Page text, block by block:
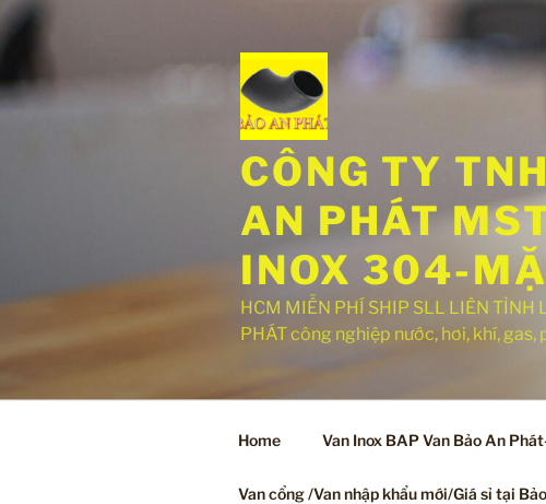
Chuyển
đến
nội
CÔNG TY
AN PHÁT
INOX 304-
HCM MIỄN PHÍ SHIP SLL LIÊN
PHÁT công nghiệp nước, hơi, khí,
Home Van Inox BAP Van Bảo An
Van cổng /Van nhập khẩu mới/Giá sỉ tại